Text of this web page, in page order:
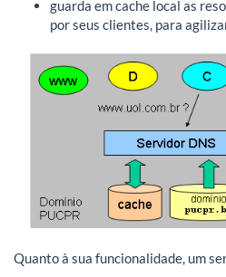
guarda em cache local as
por seus clientes, para
Quanto à sua funcionalidade, um